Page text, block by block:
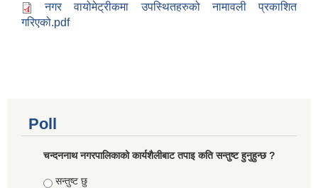
नगर वायोमेट्रीकमा उपस्थितहरुको नामावली प्रकाशित
गरिएको.pdf
Poll
चन्दननाथ नगरपालिकाको कार्यशैलीबाट तपाइ कति सन्तुष्ट हुनुहुन्छ ?
Choices
सन्तुष्ट छु